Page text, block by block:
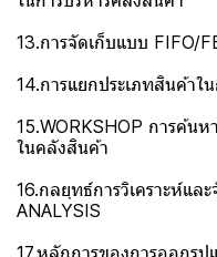
13.การจัดเก็บแบบ FIFO/
14.การแยกประเภทสินค้าใ
15.WORKSHOP การค้น
ในคลังสินค้า
16.กลยุทธ์การวิเคราะห์แ
ANALYSIS
17.หลักการของการออกรูป